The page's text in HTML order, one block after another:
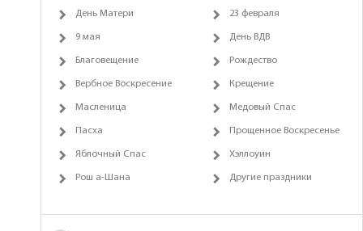
День Матери 23 февраля
9 мая День ВДВ
Благовещение Рождество
Вербное Воскресение Крещение
Масленица Медовый Спас
Пасха Прощенное Воскресенье
Яблочный Спас Хэллоуин
Рош а-Шана Другие праздники